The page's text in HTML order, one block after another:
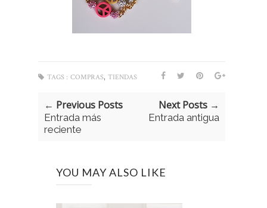
TAGS : COMPRAS, TIENDAS
← Previous Posts
Entrada más
reciente
Next Posts →
Entrada antigua
YOU MAY ALSO LIKE